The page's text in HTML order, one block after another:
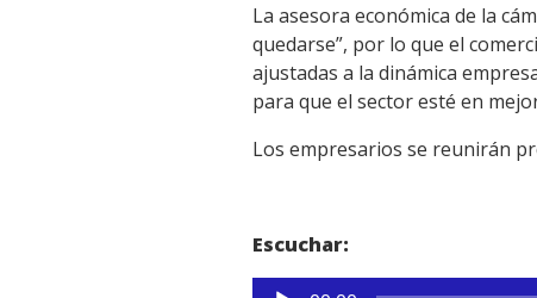
La asesora económica de la
quedarse”, por lo que el
ajustadas a la dinámica
para que el sector esté en
Los empresarios se reunirán
Escuchar:
Reproductor